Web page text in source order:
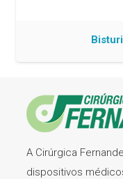
A Cirúrgica
dispositivos